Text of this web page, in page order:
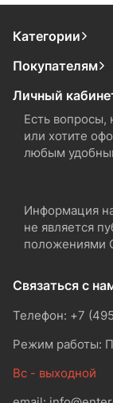
Категории
Покупателям
Личный
Есть
или хотите
любым
Информация
не является
положениями
Связаться с
Телефон: +7
Режим работы:
Вс - выходной